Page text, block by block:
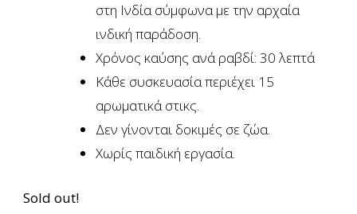
στη Ινδίασύμφωνα με την αρχαία
ινδική παράδοση.
Χρόνος καύσης ανά ραβδί: 30 λεπτά
Κάθε συσκευασία περιέχει 15
αρωματικά στικς.
Δεν γίνονται δοκιμές σε ζώα.
Χωρίς παιδική εργασία.
Sold out!